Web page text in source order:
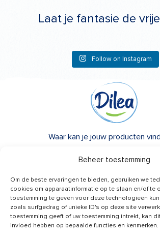
Beheer toestemming
Om de beste ervaringen te bieden, gebruiken we
cookies om apparaatinformatie op te slaan en/of te
toestemming te geven voor deze technologieën
zoals surfgedrag of unieke ID's op deze site
toestemming geeft of uw toestemming intrekt, kan
invloed hebben op bepaalde functies en kenmerken.
Laat je fantasie de
Follow on Instagram
Heb je advies
Een vraag?
Waar kan je jouw producten
Over Dilea
FAQ